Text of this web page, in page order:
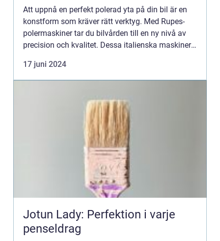
Att uppnå en perfekt polerad yta på din bil är en
konstform som kräver rätt verktyg. Med Rupes-
polermaskiner tar du bilvården till en ny nivå av
precision och kvalitet. Dessa italienska maskiner
17 juni 2024
Jotun Lady: Perfektion i varje
penseldrag